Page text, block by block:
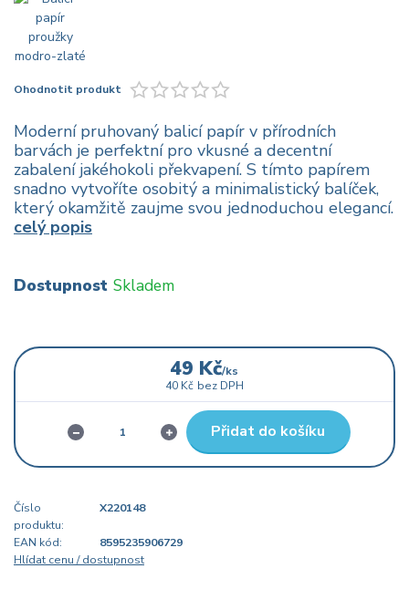
Ohodnotit produkt
Moderní pruhovaný balicí papír v přírodních
barvách je perfektní pro vkusné a decentní
zabalení jakéhokoli překvapení. S tímto papírem
snadno vytvoříte osobitý a minimalistický balíček,
který okamžitě zaujme svou jednoduchou elegancí.
celý popis
Dostupnost Skladem
49 Kč/ks
40 Kč bez DPH
Přidat do košíku
Číslo
produktu:
X220148
EAN kód:
8595235906729
Hlídat cenu / dostupnost